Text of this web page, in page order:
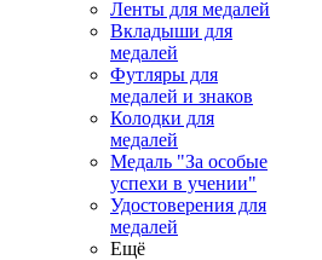
Ленты для медалей
Вкладыши для
медалей
Футляры для
медалей и знаков
Колодки для
медалей
Медаль "За особые
успехи в учении"
Удостоверения для
медалей
Ещё